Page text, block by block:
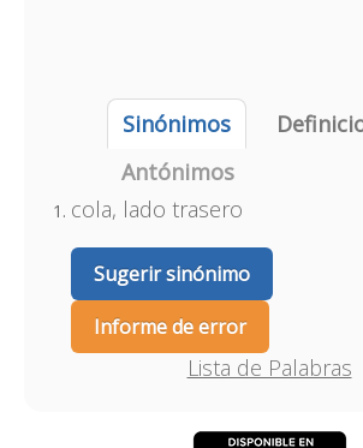
Sinónimos
Antónimos
cola, lado trasero
Sugerir sinónimo
Informe de error
Lista de Palabras